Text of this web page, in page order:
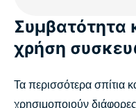
Συμβατότητα
χρήση
Τα περισσότερα σπίτια
χρησιμοποιούν